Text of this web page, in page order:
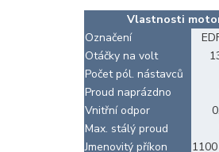
Vlastnosti
Označení
Otáčky na volt
Počet pól. nástavců
Proud naprázdno
Vnitřní odpor
Max. stálý proud
Jmenovitý příkon